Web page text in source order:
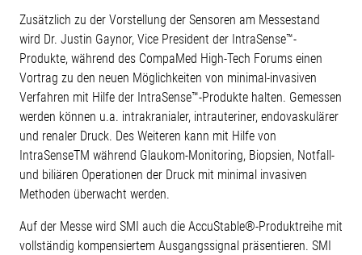
Zusätzlich zu der Vorstellung der Sensoren am Messestand
wird Dr. Justin Gaynor, Vice President der IntraSense™-
Produkte, während des CompaMed High-Tech Forums einen
Vortrag zu den neuen Möglichkeiten von minimal-invasiven
Verfahren mit Hilfe der IntraSense™-Produkte halten. Gemessen
werden können u.a. intrakranialer, intrauteriner, endovaskulärer
und renaler Druck. Des Weiteren kann mit Hilfe von
IntraSenseTM während Glaukom-Monitoring, Biopsien, Notfall-
und biliären Operationen der Druck mit minimal invasiven
Methoden überwacht werden.
Auf der Messe wird SMI auch die AccuStable®-Produktreihe mit
vollständig kompensiertem Ausgangssignal präsentieren. SMI